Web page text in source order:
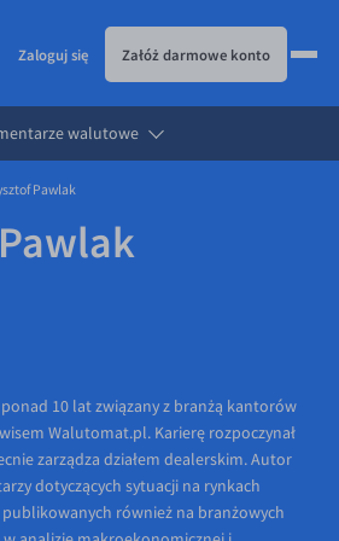
Zaloguj się Załóż darmowe konto
walutowe
Pawlak
10 lat związany z branżą kantorów
Walutomat.pl. Karierę rozpoczynał
zarządza działem dealerskim. Autor
dotyczących sytuacji na rynkach
również na branżowych